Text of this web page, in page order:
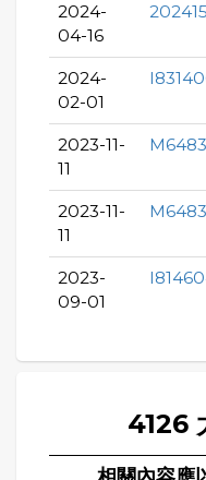
2024-
04-16
2024-
02-01
2023-11-
11
2023-11-
11
2023-
09-01
4126